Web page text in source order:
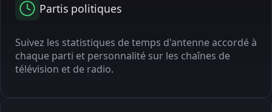
Partis politiques
Suivez les statistiques de temps d'antenne accordé à
chaque parti et personnalité sur les chaînes de
télévision et de radio.